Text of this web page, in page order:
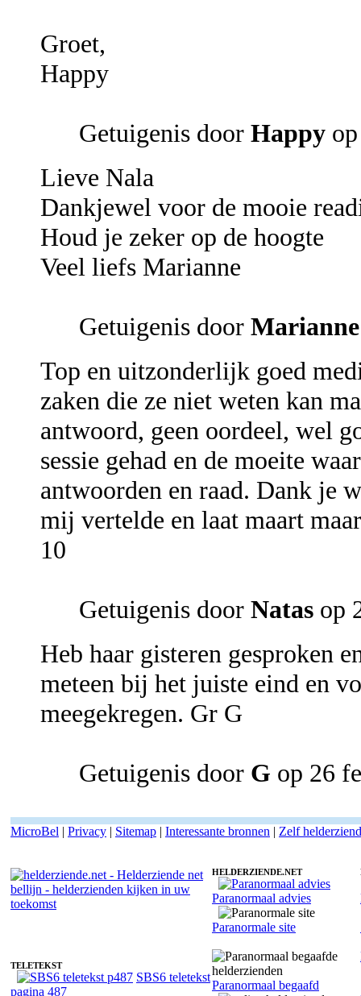
Groet,
Happy
Getuigenis door Happy
Lieve Nala
Dankjewel voor de mooie
Houd je zeker op de hoogte
Veel liefs Marianne
Getuigenis door
Top en uitzonderlijk goed
zaken die ze niet weten kan
antwoord, geen oordeel, wel
sessie gehad en de moeite
antwoorden en raad. Dank je
mij vertelde en laat maart
10
Getuigenis door Natas op
Heb haar gisteren gesproken
meteen bij het juiste eind en
meegekregen. Gr G
Getuigenis door G op 26
MicroBel | Privacy | Sitemap | Interessante bronnen | Zelf
TELETEKST
SBS6 teletekst
pagina 487
HELDERZIENDE.NET
Paranormaal advies
Paranormale site
Paranormaal begaafd